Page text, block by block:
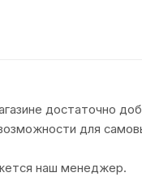
достаточно
для
наш менеджер.